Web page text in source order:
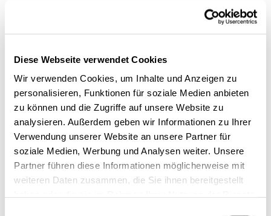
Diese Webseite verwendet Cookies
Wir verwenden Cookies, um Inhalte und Anzeigen zu
personalisieren, Funktionen für soziale Medien anbieten
zu können und die Zugriffe auf unsere Website zu
analysieren. Außerdem geben wir Informationen zu Ihrer
Verwendung unserer Website an unsere Partner für
soziale Medien, Werbung und Analysen weiter. Unsere
Partner führen diese Informationen möglicherweise mit
weiteren Daten zusammen, die Sie ihnen bereitgestellt